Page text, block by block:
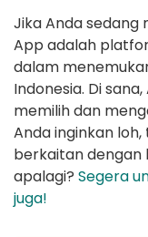
Jika Anda sedang
App adalah
dalam
Indonesia. Di
memilih dan
Anda inginkan
berkaitan dengan
apalagi? Segera
juga!